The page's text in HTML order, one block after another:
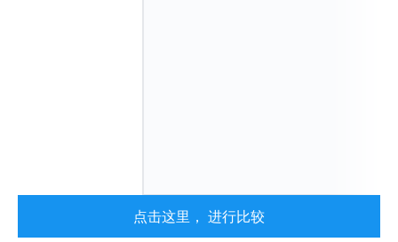
点击这里， 进行比较